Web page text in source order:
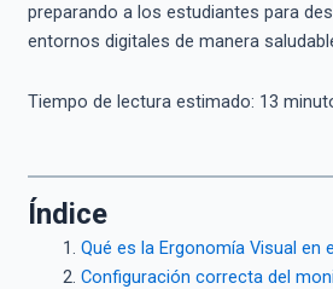
preparando a los estudiantes para
entornos digitales de manera
Tiempo de lectura estimado: 13
Índice
Qué es la Ergonomía Visual en
Configuración correcta del